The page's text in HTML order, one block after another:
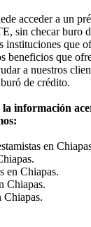
acceder a un
sin checar buro
instituciones que
beneficios que
a nuestros
de crédito.
información
en
en Chiapas.
Chiapas.
Chiapas.